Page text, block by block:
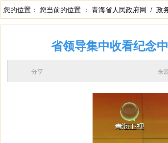
您的位置： 您当前的位置 ： 青海省人民政府网 / 政
省领导集中收看纪念
来
分享